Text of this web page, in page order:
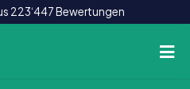
223‘447 Bewertungen